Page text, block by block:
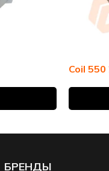
Coil 550
БРЕНДЫ